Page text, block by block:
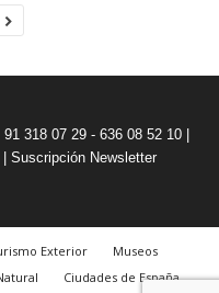
318 07 29 - 636 08 52 10 |
Suscripción Newsletter
Exterior
Museos
Ciudades de España